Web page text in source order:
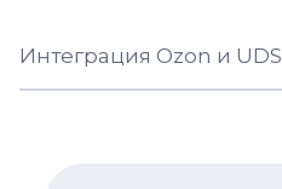
Интеграция Ozon и UDS